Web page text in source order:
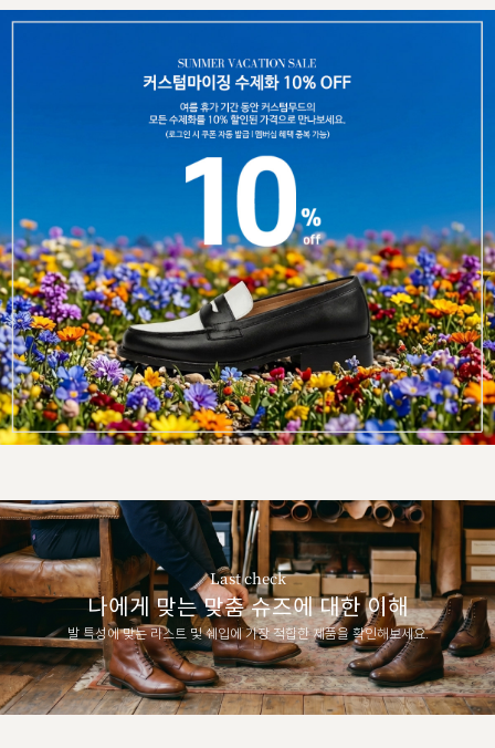
Last check
나에게 맞는 맞춤 슈즈에 대한 이해
발 특성에 맞는 라스트 및 쉐입에 가장 적합한 제품을 확인해보세요.